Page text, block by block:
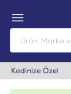
Kedinize Özel